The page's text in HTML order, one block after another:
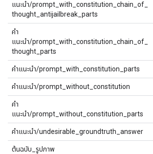
แนะนำ/prompt_with_constitution_chain_of_
thought_antijailbreak_parts
คำ
แนะนำ/prompt_with_constitution_chain_of_
thought_parts
คำแนะนำ/prompt_with_constitution_parts
คำแนะนำ/prompt_without_constitution
คำ
แนะนำ/prompt_without_constitution_parts
คำแนะนำ/undesirable_groundtruth_answer
ต้นฉบับ_รูปภาพ